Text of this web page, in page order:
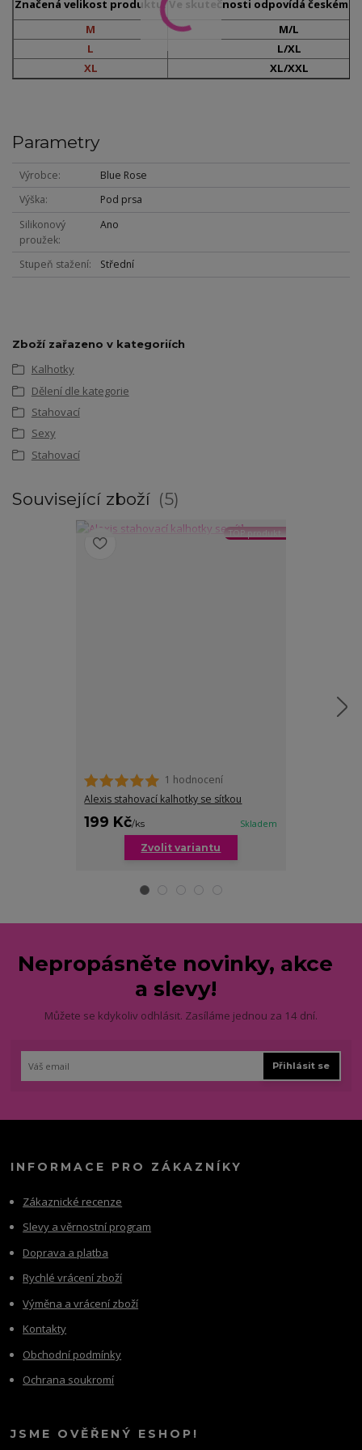
Značená velikost produktu: Ve skutečnosti odpovídá českému
M
M/L
L
L/XL
XL
XL/XXL
Parametry
Výrobce
Blue Rose
Výška
Pod prsa
Silikonový
proužek
Ano
Stupeň stažení Střední
Zboží zařazeno v kategoriích
Kalhotky
Dělení dle kategorie
Stahovací
Sexy
Stahovací
Související zboží 5
TOP produkt
1 hodnocení
Alexis stahovací kalhotky se síťkou
199 Kč/ks Skladem
Zvolit variantu
Nepropásněte novinky, akce
a slevy!
Můžete se kdykoliv odhlásit. Zasíláme jednou za 14 dní.
Přihlásit se
INFORMACE PRO ZÁKAZNÍKY
Zákaznické recenze
Slevy a věrnostní program
Doprava a platba
Rychlé vrácení zboží
Výměna a vrácení zboží
Kontakty
Obchodní podmínky
Ochrana soukromí
JSME OVĚŘENÝ ESHOP!